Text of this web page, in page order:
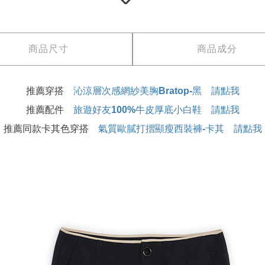
商品尺寸 商品成分
推薦穿搭 沁涼層次感網紗美胸Bratop-黑 請點我
推薦配件 旅遊好友100%牛皮厚底小白鞋 請點我
推薦同款卡其色穿搭 氣質歐膩打摺顯瘦西裝褲-卡其 請點我